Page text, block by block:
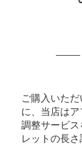
ご購入いた
に、当店は
調整サービ
レットの長